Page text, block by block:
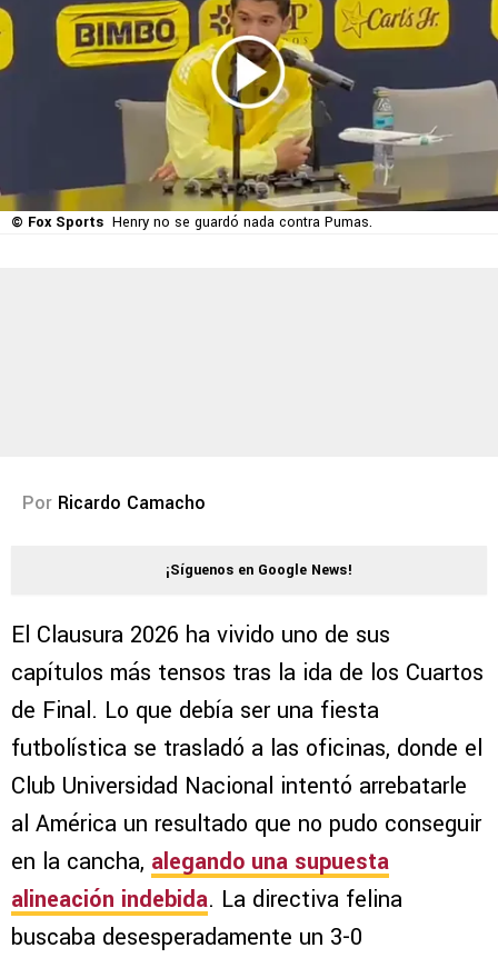
© Fox Sports Henry no se guardó nada contra Pumas.
Por Ricardo Camacho
¡Síguenos en Google News!
El Clausura 2026 ha vivido uno de sus
capítulos más tensos tras la ida de los Cuartos
de Final. Lo que debía ser una fiesta
futbolística se trasladó a las oficinas, donde el
Club Universidad Nacional intentó arrebatarle
al América un resultado que no pudo conseguir
en la cancha, alegando una supuesta
alineación indebida. La directiva felina
buscaba desesperadamente un 3-0